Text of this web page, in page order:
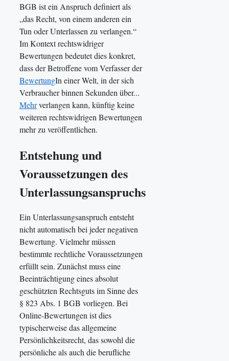
BGB ist ein Anspruch definiert als
„das Recht, von einem anderen ein
Tun oder Unterlassen zu verlangen.“
Im Kontext rechtswidriger
Bewertungen bedeutet dies konkret,
dass der Betroffene vom Verfasser der
BewertungIn einer Welt, in der sich
Verbraucher binnen Sekunden über...
Mehrverlangen kann, künftig keine
weiteren rechtswidrigen Bewertungen
mehr zu veröffentlichen.
Entstehung und
Voraussetzungen des
Unterlassungsanspruchs
Ein Unterlassungsanspruch entsteht
nicht automatisch bei jeder negativen
Bewertung. Vielmehr müssen
bestimmte rechtliche Voraussetzungen
erfüllt sein. Zunächst muss eine
Beeinträchtigung eines absolut
geschützten Rechtsguts im Sinne des
§ 823 Abs. 1 BGB vorliegen. Bei
Online-Bewertungen ist dies
typischerweise das allgemeine
Persönlichkeitsrecht, das sowohl die
persönliche als auch die berufliche